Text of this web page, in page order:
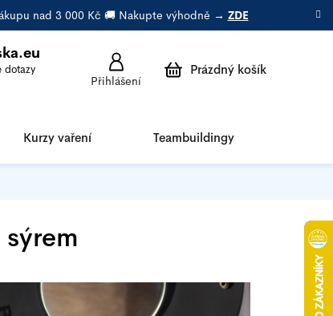
nad 3 000 Kč 🚚 Nakupte výhodně → ZDE
košík
Prázdný košík
Přihlášení
Kurzy vaření Teambuildingy